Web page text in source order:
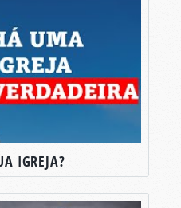
IGREJA?